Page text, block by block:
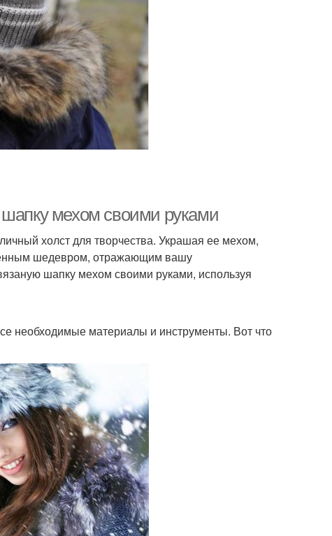
шапку мехом своими руками
холст для творчества. Украшая ее мехом,
шедевром, отражающим вашу
шапку мехом своими руками, используя
необходимые материалы и инструменты. Вот что